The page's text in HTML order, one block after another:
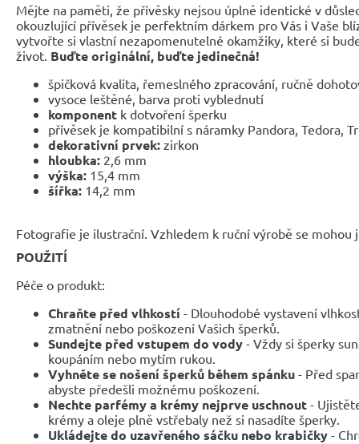
Mějte na paměti, že přívěsky nejsou úplně identické v
okouzlující přívěsek je perfektním dárkem pro Vás i Vaše
vytvořte si vlastní nezapomenutelné okamžiky, které si
život. Buďte originální, buďte jedinečná!
špičková kvalita, řemeslného zpracování, ručně
vysoce leštěné, barva proti vyblednutí
komponent k dotvoření šperku
přívěsek je kompatibilní s náramky Pandora, Tedora,
dekorativní prvek: zirkon
hloubka: 2,6 mm
výška: 15,4 mm
šířka: 14,2 mm
Fotografie je ilustrační. Vzhledem k ruční výrobě se
POUŽITÍ
Péče o produkt:
Chraňte před vlhkostí - Dlouhodobé vystavení
zmatnění nebo poškození Vašich šperků.
Sundejte před vstupem do vody - Vždy si šperky
koupáním nebo mytím rukou.
Vyhněte se nošení šperků během spánku - Před
abyste předešli možnému poškození.
Nechte parfémy a krémy nejprve uschnout -
krémy a oleje plně vstřebaly než si nasadíte šperky.
Ukládejte do uzavřeného sáčku nebo krabičky -